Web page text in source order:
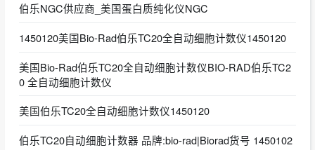
伯乐NGC供应商_美国蛋白质纯化仪NGC
1450120美国Bio-Rad伯乐TC20全自动细胞计数仪1450120
美国Bio-Rad伯乐TC20全自动细胞计数仪BIO-RAD伯乐TC2
0 全自动细胞计数仪
美国伯乐TC20全自动细胞计数仪1450120
伯乐TC20自动细胞计数器 品牌:bio-rad|Biorad货号 1450102